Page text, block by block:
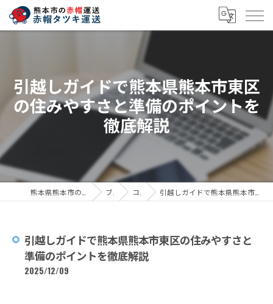
引越しガイドで熊本県熊本市東区
の住みやすさと準備のポイントを
徹底解説
ブログ コラム 引越しガイドで熊本県熊本市東区の住みやすさと準備のポイントを徹底解説
引越しガイドで熊本県熊本市東区の住みやすさと
準備のポイントを徹底解説
2025/12/09